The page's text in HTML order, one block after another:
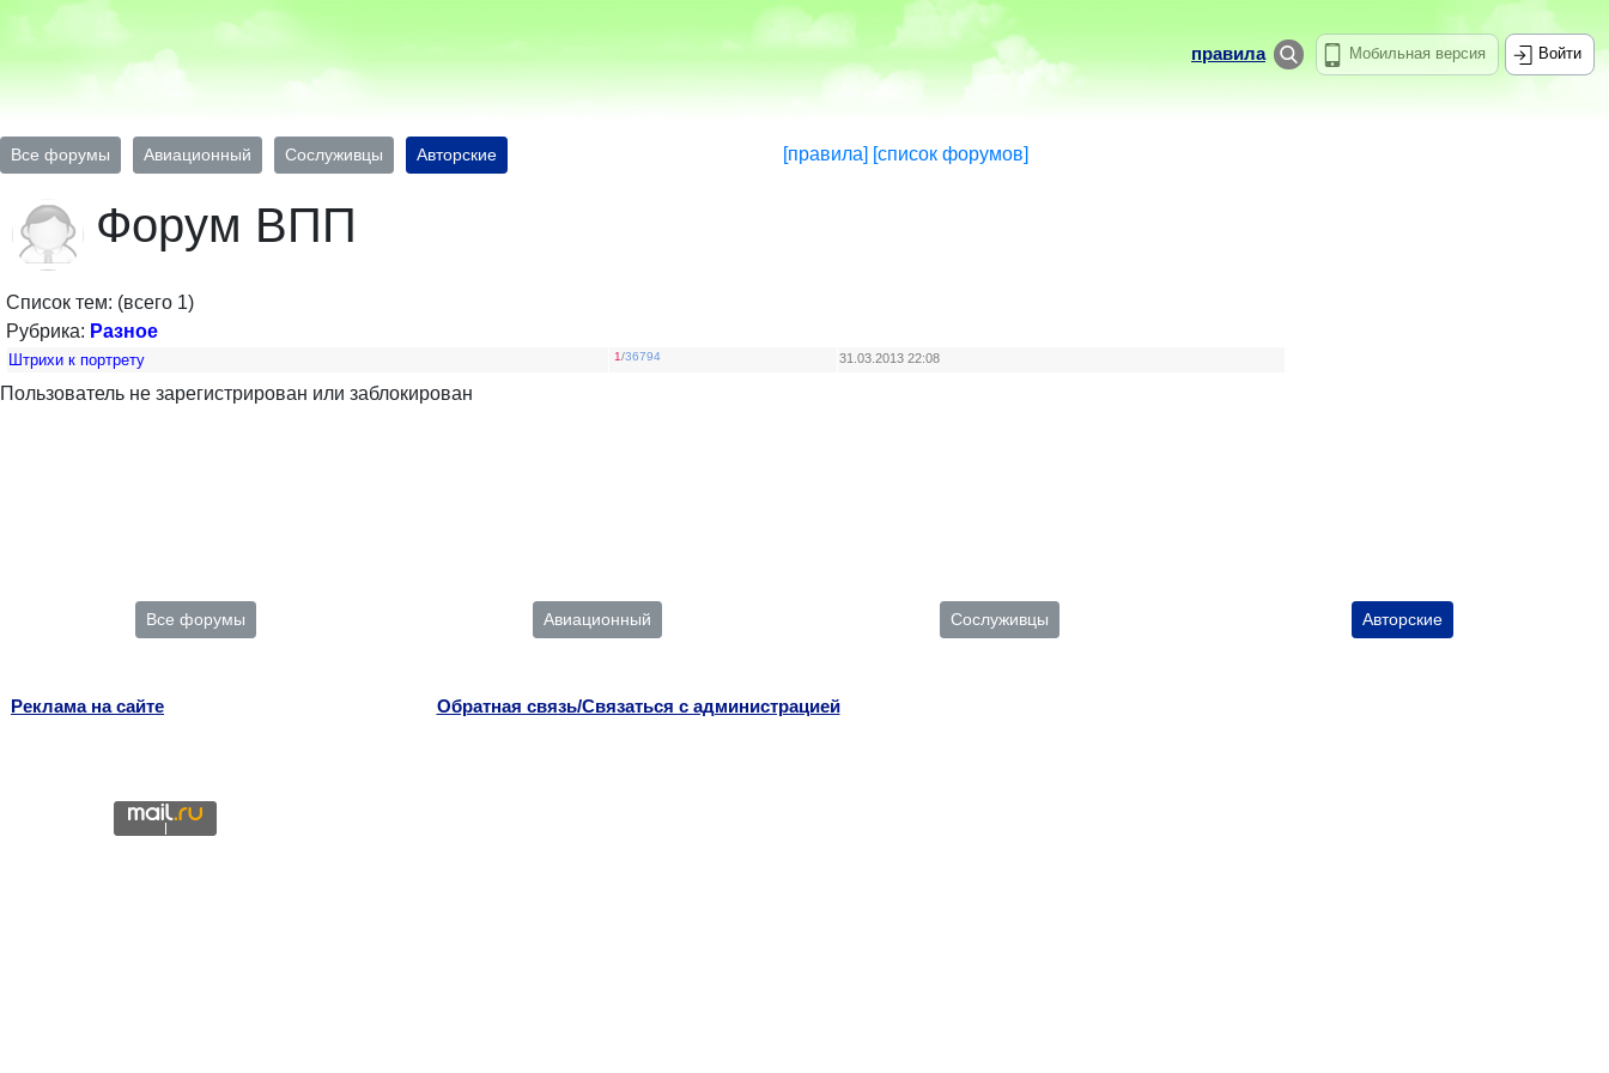
Мобильная версия
правила Войти
Все форумы Авиационный Сослуживцы Авторские [правила] [список форумов]
Форум ВПП
Список тем: (всего 1)
Рубрика: Разное
Штрихи к портрету 1/36794 31.03.2013 22:08
Пользователь не зарегистрирован или заблокирован
Все форумы Авиационный Сослуживцы Авторские
Реклама на сайте Обратная связь/Связаться с администрацией